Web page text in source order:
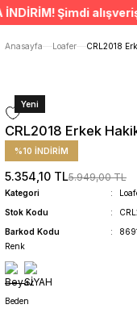
Anasayfa
Loafer CRL2018
Yeni
CRL2018 Erkek
%10 İNDİRİM
5.354,10 TL5.949,00 TL
Kategori
Stok Kodu
Barkod Kodu
Renk
Beden
Şimdi